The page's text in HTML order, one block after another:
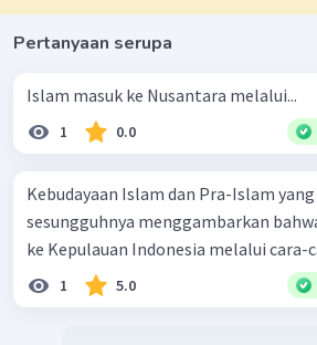
Pertanyaan serupa
Islam masuk ke Nusantara melalui...
1 0.0
Kebudayaan Islam dan Pra-Islam
sesungguhnya menggambarkan
ke Kepulauan Indonesia melalui cara-
1 5.0